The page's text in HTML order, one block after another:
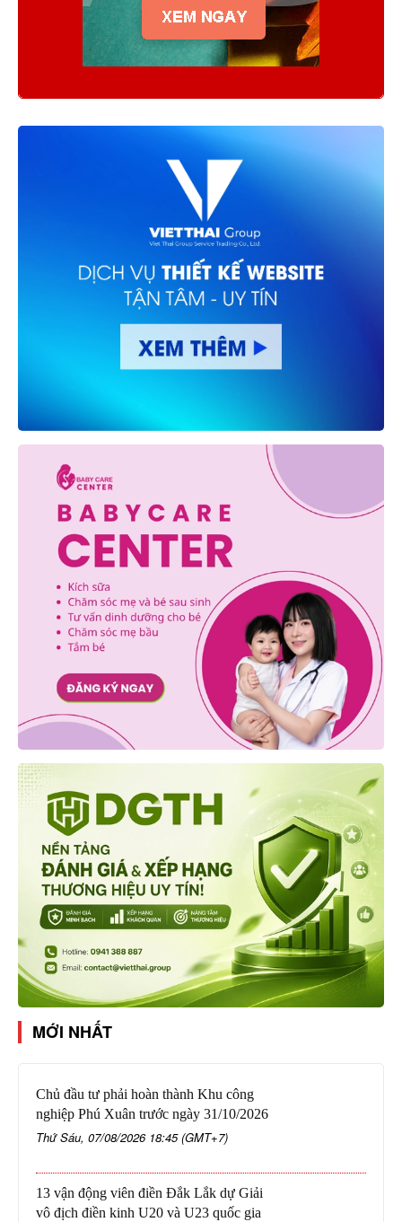
MỚI NHẤT
Chủ đầu tư phải hoàn thành Khu công
nghiệp Phú Xuân trước ngày 31/10/2026
Thứ Sáu, 07/08/2026 18:45 (GMT+7)
13 vận động viên điền Đắk Lắk dự Giải
vô địch điền kinh U20 và U23 quốc gia